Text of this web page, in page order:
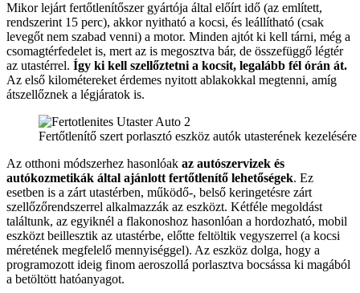
Mikor lejárt fertőtlenítőszer gyártója által előírt idő (az említett,
rendszerint 15 perc), akkor nyitható a kocsi, és leállítható (csak
levegőt nem szabad venni) a motor. Minden ajtót ki kell tárni, még a
csomagtérfedelet is, mert az is megosztva bár, de összefüggő légtér
az utastérrel. Így ki kell szellőztetni a kocsit, legalább fél órán át.
Az első kilométereket érdemes nyitott ablakokkal megtenni, amíg
átszellőznek a légjáratok is.
Fertőtlenítő szert porlasztó eszköz autók utasterének kezelésére
Az otthoni módszerhez hasonlóak az autószervizek és
autókozmetikák által ajánlott fertőtlenítő lehetőségek. Ez
esetben is a zárt utastérben, működő-, belső keringetésre zárt
szellőzőrendszerrel alkalmazzák az eszközt. Kétféle megoldást
találtunk, az egyiknél a flakonoshoz hasonlóan a hordozható, mobil
eszközt beillesztik az utastérbe, előtte feltöltik vegyszerrel (a kocsi
méretének megfelelő mennyiséggel). Az eszköz dolga, hogy a
programozott ideig finom aeroszollá porlasztva bocsássa ki magából
a betöltött hatóanyagot.